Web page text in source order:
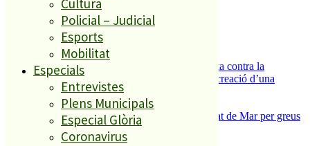
Cultura
Policial – Judicial
Esports
Mobilitat
Especials
Entrevistes
Plens Municipals
Especial Glòria
Coronavirus
ESPORTS CAP DE SETMANA
Els veïns de Palafolls refermen la seva lluita contra la
benzinera del carrer Passada i preparen la creació d’una
plataforma
Tanquen un local de menjar ràpid a Malgrat de Mar per greus
deficiències sanitàries